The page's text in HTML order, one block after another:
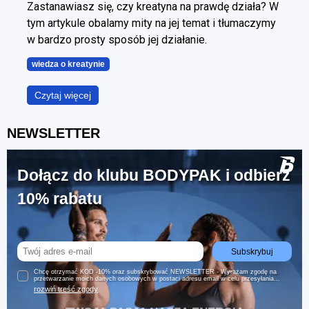
Zastanawiasz się, czy kreatyna na prawdę działa? W
tym artykule obalamy mity na jej temat i tłumaczymy
w bardzo prosty sposób jej działanie.
wiedza o kreatynie
Czytaj więcej
NEWSLETTER
Dołącz do klubu BODYPAK i odbierz
10% rabatu
Subskrybuj
Chcę otrzymać KOD -10% oraz subskrybować NEWSLETTER - Wyrażam zgodę na
przetwarzanie moich danych osobowych w postaci adresu email w celu przesyłania
informacji handlowych (w tym ofert specjalnych i promocji) w formie newslettera za
pomocą środków komunikacji elektronicznej przez Trec Nutrition Sp. z o.o. z siedzibą w
Gdyni. Newsletter jest wysyłany zgodnie z postanowieniami ustawy z dnia 18 lipca 2002
r. o świadczeniu usług drogą elektroniczną (Dz. U. z 2017 roku, poz. 1219, t.j.) oraz
rozwiń treść zgody